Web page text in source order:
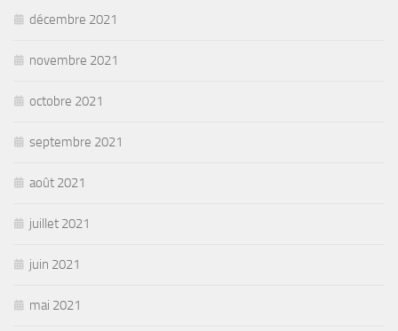
décembre 2021
novembre 2021
octobre 2021
septembre 2021
août 2021
juillet 2021
juin 2021
mai 2021